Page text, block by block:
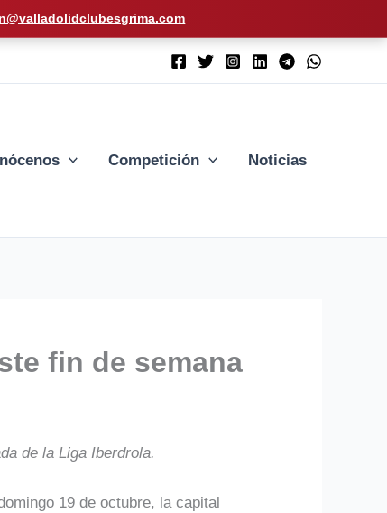
Competición Noticias
fin de semana
de la Liga Iberdrola.
19 de octubre, la capital